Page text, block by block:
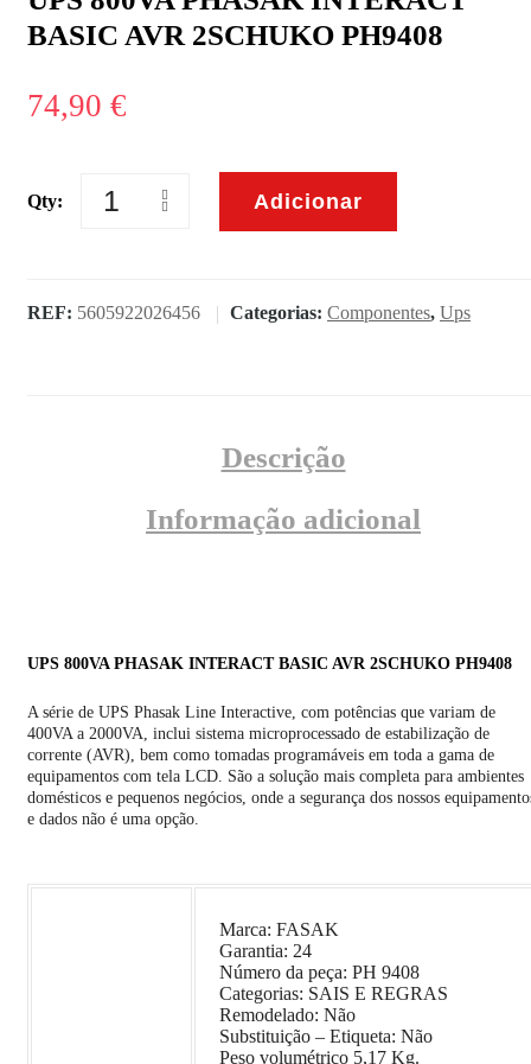
BASIC AVR 2SCHUKO PH9408
74,90 €
Qty:
Quantidade
PHASAK
Adicionar
REF: 5605922026456 Categorias: Componentes, Ups
Descrição
Informação adicional
UPS 800VA PHASAK INTERACT BASIC AVR 2SCHUKO PH9408
A série de UPS Phasak Line Interactive, com potências que variam de
400VA a 2000VA, inclui sistema microprocessado de estabilização de
corrente (AVR), bem como tomadas programáveis ​​em toda a gama de
equipamentos com tela LCD. São a solução mais completa para ambientes
domésticos e pequenos negócios, onde a segurança dos nossos
e dados não é uma opção.
Marca: FASAK
Garantia: 24
Número da peça: PH 9408
Categorias: SAIS E REGRAS
Remodelado: Não
Substituição – Etiqueta: Não
Peso volumétrico 5,17 Kg.